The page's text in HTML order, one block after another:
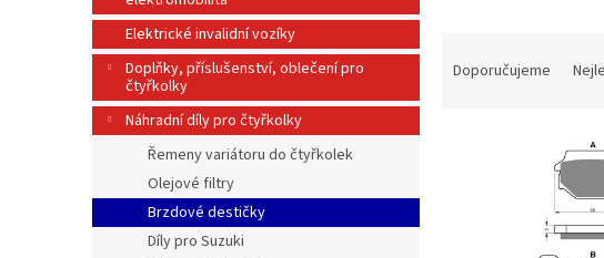
l
Elektrické invalidní vozíky
Doplňky, příslušenství, oblečení pro
čtyřkolky
Náhradní díly pro čtyřkolky
Řemeny variátoru do čtyřkolek
Olejové filtry
Brzdové destičky
Díly pro Suzuki
Doporučujeme